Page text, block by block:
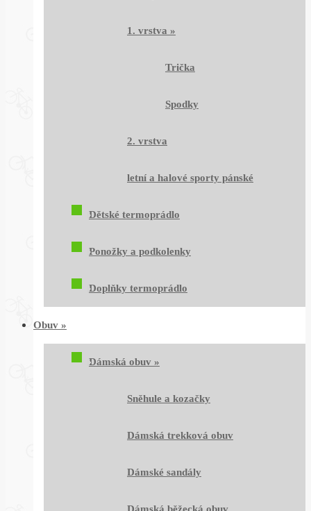
1. vrstva »
Trička
Spodky
2. vrstva
letní a halové sporty pánské
Dětské termoprádlo
Ponožky a podkolenky
Doplňky termoprádlo
Obuv »
Dámská obuv »
Sněhule a kozačky
Dámská trekková obuv
Dámské sandály